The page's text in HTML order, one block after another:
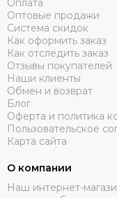
Оплата
Оптовые продажи
Система скидок
Как оформить заказ
Как отследить заказ
Отзывы покупателей
Наши клиенты
Обмен и возврат
Блог
Оферта и политика
Пользовательское
Карта сайта
О компании
Наш интернет-